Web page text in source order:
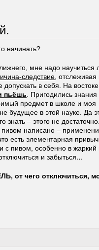
начинать?
мне надо научиться
следствие ,
в себя. На востоке
пьёшь . Пригодились
предмет в школе и моя
будущее в этой науке. Да
знать – этого не
пивом написано –
есть элементарная
с пивом, особенно в жаркий
и забыться…
от чего отключиться,